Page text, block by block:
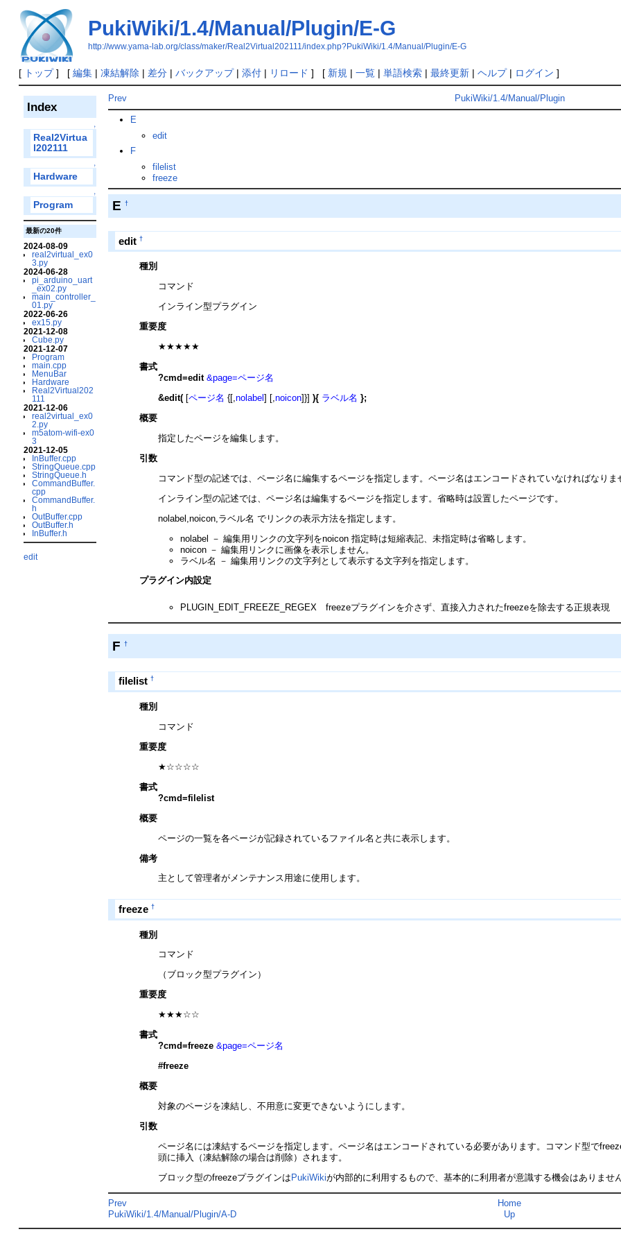
PukiWiki/1.4/Manual/Plugin/E-G
http://www.yama-lab.org/class/maker/Real2Virtual202111/index.php?PukiWiki/1.4/Manual/Plugin/E-G
[ トップ] [ 編集| 凍結解除 | 差分| バックアップ| 添付| リロード ] [ 新規 | 一覧| 単語検索| 最終更新| ヘルプ| ログイン ]
Index
↑
Real2Virtua
l202111
↑
Hardware
↑
Program
最新の20件
2024-08-09
real2virtual_ex0
3.py
2024-06-28
pi_arduino_uart
_ex02.py
main_controller_
01.py
2022-06-26
ex15.py
2021-12-08
Cube.py
2021-12-07
Program
main.cpp
MenuBar
Hardware
Real2Virtual202
111
2021-12-06
real2virtual_ex0
2.py
m5atom-wifi-ex0
3
2021-12-05
InBuffer.cpp
StringQueue.cpp
StringQueue.h
CommandBuffer.
cpp
CommandBuffer.
h
OutBuffer.cpp
OutBuffer.h
InBuffer.h
edit
Prev PukiWiki/1.4/Manual/Plugin
E
edit
F
filelist
freeze
E†
edit †
種別
コマンド
インライン型プラグイン
重要度
★★★★★
書式
?cmd=edit &page=ページ名
&edit( [ページ名 {[,nolabel] [,noicon]}]){ ラベル名 };
概要
指定したページを編集します。
引数
コマンド型の記述では、ページ名に編集するページを指定します。ページ名はエンコードされていなければなりま
インライン型の記述では、ページ名は編集するページを指定します。省略時は設置したページです。
nolabel,noicon,ラベル名 でリンクの表示方法を指定します。
nolabel － 編集用リンクの文字列をnoicon 指定時は短縮表記、未指定時は省略します。
noicon － 編集用リンクに画像を表示しません。
ラベル名 － 編集用リンクの文字列として表示する文字列を指定します。
プラグイン内設定
PLUGIN_EDIT_FREEZE_REGEX freezeプラグインを介さず、直接入力されたfreezeを除去する正規表現
F†
filelist †
種別
コマンド
重要度
★☆☆☆☆
書式
?cmd=filelist
概要
ページの一覧を各ページが記録されているファイル名と共に表示します。
備考
主として管理者がメンテナンス用途に使用します。
freeze †
種別
コマンド
（ブロック型プラグイン）
重要度
★★★☆☆
書式
?cmd=freeze &page=ページ名
#freeze
概要
対象のページを凍結し、不用意に変更できないようにします。
引数
ページ名には凍結するページを指定します。ページ名はエンコードされている必要があります。コマンド型で
頭に挿入（凍結解除の場合は削除）されます。
ブロック型のfreezeプラグインは PukiWikiが内部的に利用するもので、基本的に利用者が意識する機会はありませ
Prev
PukiWiki/1.4/Manual/Plugin/A-D
Home
Up